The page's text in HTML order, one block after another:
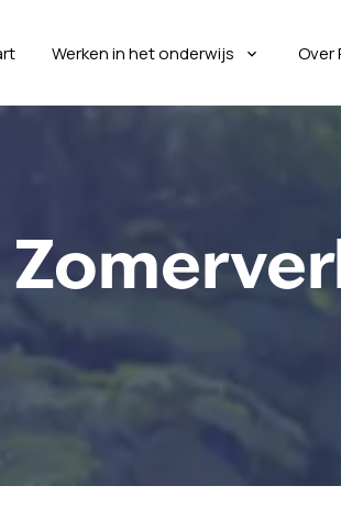
Werken in het onderwijs Over